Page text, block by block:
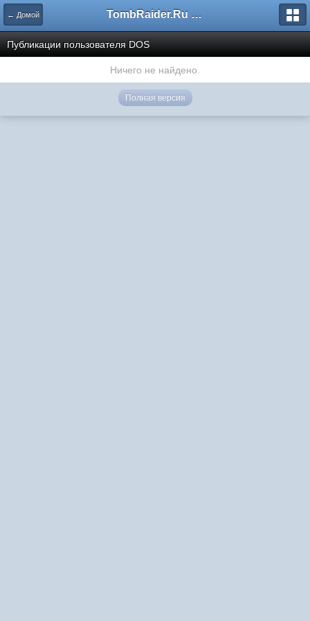
← Домой TombRaider.Ru - Форумы
Публикации пользователя DOS
Ничего не найдено.
Полная версия